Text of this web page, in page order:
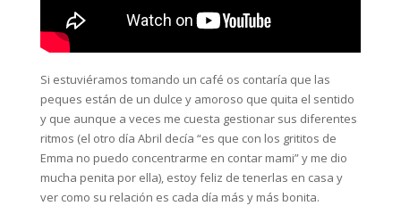
Si estuviéramos tomando un café os contaría que las
peques están de un dulce y amoroso que quita el sentido
y que aunque a veces me cuesta gestionar sus diferentes
ritmos (el otro día Abril decía “es que con los grititos de
Emma no puedo concentrarme en contar mami” y me dio
mucha penita por ella), estoy feliz de tenerlas en casa y
ver como su relación es cada día más y más bonita.